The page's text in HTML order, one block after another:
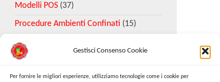
Gestisci Consenso Cookie
Per fornire le migliori esperienze, utilizziamo tecnologie come i cookie per
Modelli POS (37)
Procedure Ambienti Confinati (15)